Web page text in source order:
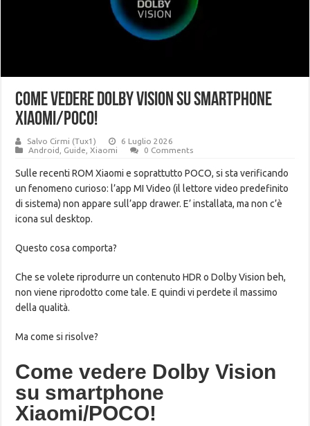
Come vedere Dolby Vision su smartphone
Xiaomi/POCO!
Salvo Cirmi (Tux1)
6 Luglio 2026
Android
Guide ,Xiaomi 0 Comments
Sulle recenti ROM Xiaomi e soprattutto POCO, si sta verificando
un fenomeno curioso: l’app MI Video (il lettore video predefinito
di sistema) non appare sull’app drawer. E’ installata, ma non c’è
icona sul desktop.
Questo cosa comporta?
Che se volete riprodurre un contenuto HDR o Dolby Vision beh,
non viene riprodotto come tale. E quindi vi perdete il massimo
della qualità.
Ma come si risolve?
Come vedere Dolby Vision
su smartphone
Xiaomi/POCO!